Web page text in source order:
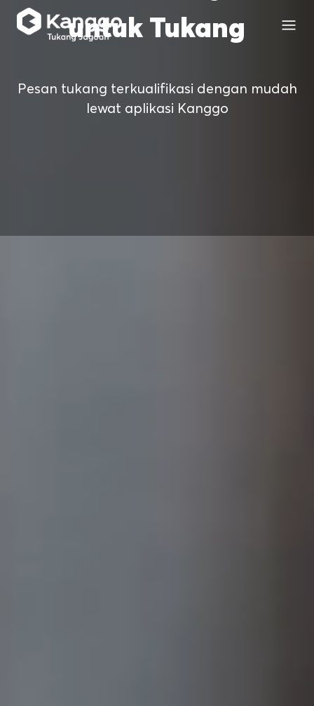
untuk Tukang
Pesan tukang terkualifikasi dengan mudah
lewat aplikasi Kanggo